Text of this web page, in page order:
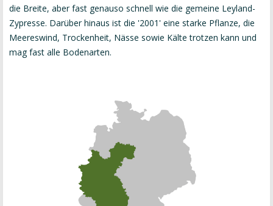
die Breite, aber fast genauso schnell wie die gemeine Leyland-
Zypresse. Darüber hinaus ist die '2001' eine starke Pflanze, die
Meereswind, Trockenheit, Nässe sowie Kälte trotzen kann und
mag fast alle Bodenarten.